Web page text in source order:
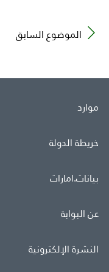
الموضوع السابق
موارد
خريطة الدولة
بيانات.امارات
عن البوابة
النشرة الإلكترونية